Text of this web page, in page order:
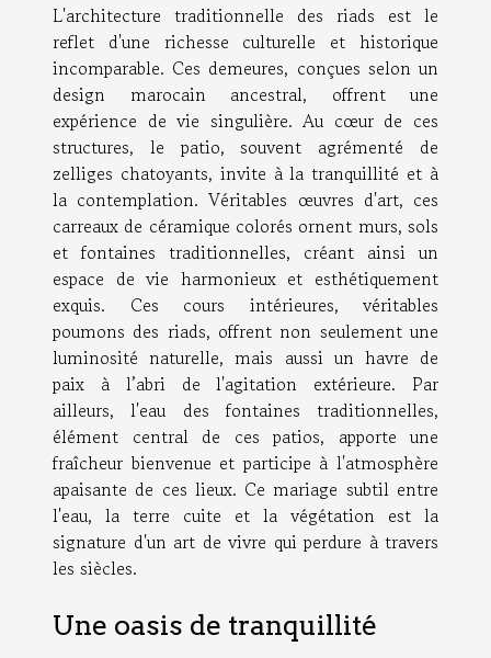
L'architecture traditionnelle des riads est le
reflet d'une richesse culturelle et historique
incomparable. Ces demeures, conçues selon un
design marocain ancestral, offrent une
expérience de vie singulière. Au cœur de ces
structures, le patio, souvent agrémenté de
zelliges chatoyants, invite à la tranquillité et à
la contemplation. Véritables œuvres d'art, ces
carreaux de céramique colorés ornent murs, sols
et fontaines traditionnelles, créant ainsi un
espace de vie harmonieux et esthétiquement
exquis. Ces cours intérieures, véritables
poumons des riads, offrent non seulement une
luminosité naturelle, mais aussi un havre de
paix à l’abri de l'agitation extérieure. Par
ailleurs, l'eau des fontaines traditionnelles,
élément central de ces patios, apporte une
fraîcheur bienvenue et participe à l'atmosphère
apaisante de ces lieux. Ce mariage subtil entre
l'eau, la terre cuite et la végétation est la
signature d'un art de vivre qui perdure à travers
les siècles.
Une oasis de tranquillité